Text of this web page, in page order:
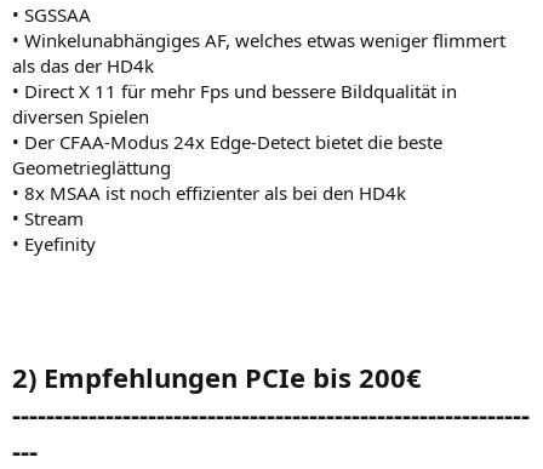
• SGSSAA
• Winkelunabhängiges AF, welches etwas weniger flimmert
als das der HD4k
• Direct X 11 für mehr Fps und bessere Bildqualität in
diversen Spielen
• Der CFAA-Modus 24x Edge-Detect bietet die beste
Geometrieglättung
• 8x MSAA ist noch effizienter als bei den HD4k
• Stream
• Eyefinity
2) Empfehlungen PCIe bis 200€
-------------------------------------------------------------
---